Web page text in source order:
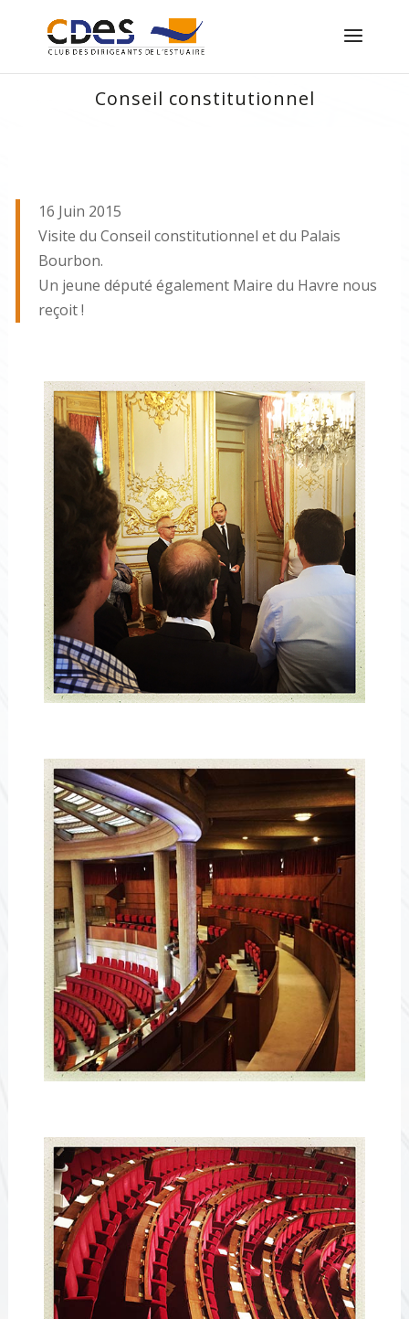
Conseil constitutionnel
16 Juin 2015
Visite du Conseil constitutionnel et du Palais
Bourbon.
Un jeune député également Maire du Havre nous
reçoit !